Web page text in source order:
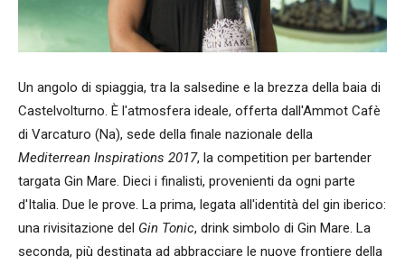
Un angolo di spiaggia, tra la salsedine e la brezza della baia di
Castelvolturno. È l'atmosfera ideale, offerta dall'Ammot Cafè
di Varcaturo (Na), sede della finale nazionale della
Mediterrean Inspirations 2017, la competition per bartender
targata Gin Mare. Dieci i finalisti, provenienti da ogni parte
d'Italia. Due le prove. La prima, legata all'identità del gin iberico:
una rivisitazione del Gin Tonic, drink simbolo di Gin Mare. La
seconda, più destinata ad abbracciare le nuove frontiere della